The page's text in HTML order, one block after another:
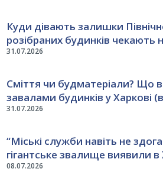
31.07.2026
Куди дівають залишки
розібраних будинків чекають
31.07.2026
Сміття чи будматеріали? Що
завалами будинків у Харкові
08.07.2026
“Міські служби навіть не
гігантське звалище виявили в